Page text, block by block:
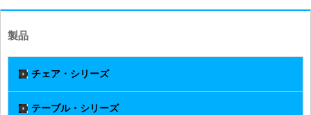
製品
チェア・シリーズ
テーブル・シリーズ